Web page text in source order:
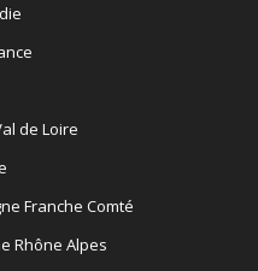
de Loire
Franche Comté
Rhône Alpes